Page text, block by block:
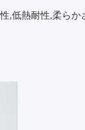
低熱耐性,柔らか